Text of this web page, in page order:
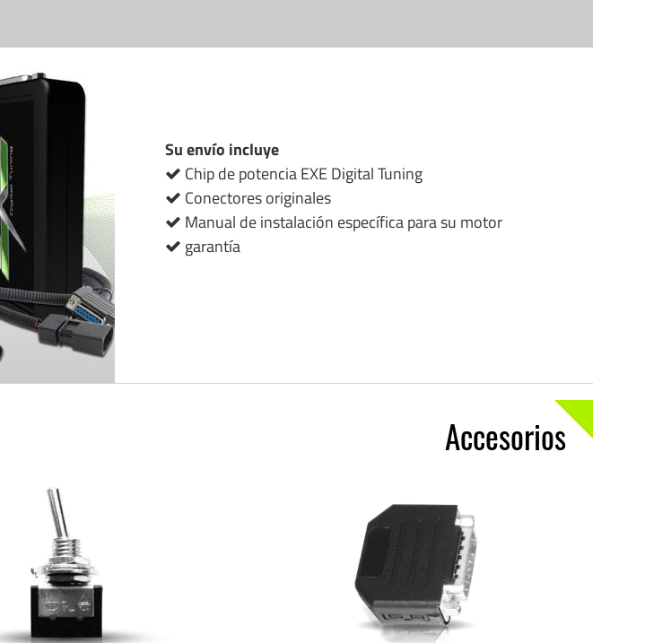
Su envío incluye
Chip de potencia EXE Digital Tuning
Conectores originales
Manual de instalación específica para su motor
garantía
Accesorios